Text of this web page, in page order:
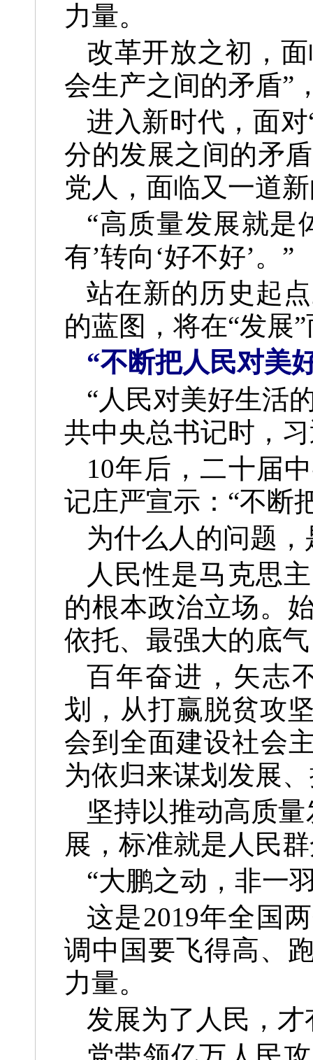
力量。
改革开放之初，
会生产之间的矛盾”
进入新时代，面
分的发展之间的矛
党人，面临又一道
“高质量发展就是
有’转向‘好不好’。”
站在新的历史起
的蓝图，将在“发展
“不断把人民对美
“人民对美好生活
共中央总书记时，
10年后，二十届
记庄严宣示：“不断
为什么人的问题
人民性是马克思
的根本政治立场。
依托、最强大的底
百年奋进，矢志
划，从打赢脱贫攻
会到全面建设社会
为依归来谋划发展
坚持以推动高质
展，标准就是人民
“大鹏之动，非一
这是2019年全国
调中国要飞得高、
力量。
发展为了人民，